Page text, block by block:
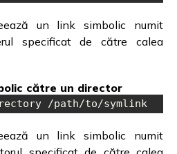
un link simbolic numit
specificat de către calea
către un director
/path/to/symlink
un link simbolic numit